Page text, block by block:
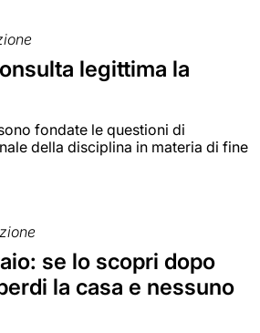
legittima la
fondate le questioni di
della disciplina in materia di fine
se lo scopri dopo
la casa e nessuno